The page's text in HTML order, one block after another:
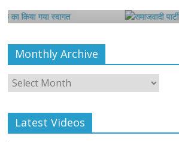
Monthly Archive
Monthly
Archive
Latest Videos